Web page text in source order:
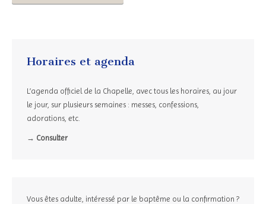
Horaires et agenda
L’agenda officiel de la Chapelle, avec tous les horaires, au jour
le jour, sur plusieurs semaines : messes, confessions,
adorations, etc.
→ Consulter
Vous êtes adulte, intéressé par le baptême ou la confirmation ?